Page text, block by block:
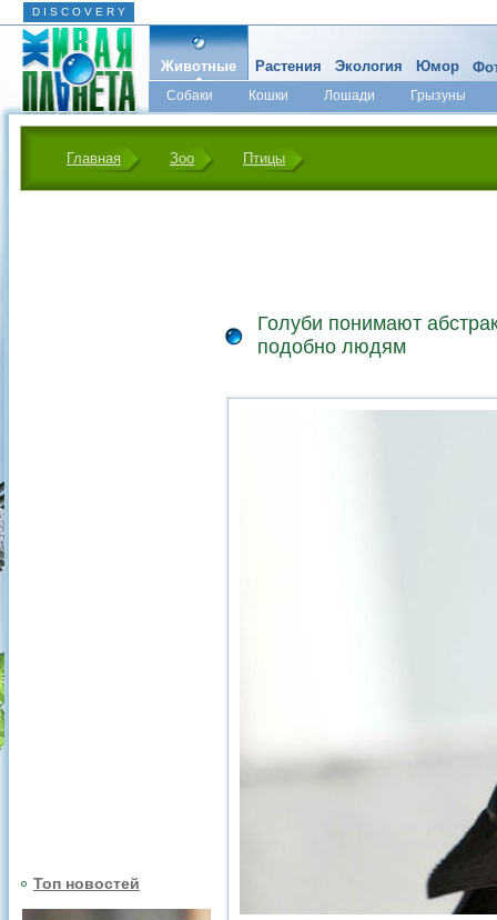
D I S C O V E R Y
Животные
Собаки Кошки Лошади
Грызуны
Микромир
Растения Экология Юмор
Главная Зоо Птицы
Топ новостей
Голуби понимают
подобно людям